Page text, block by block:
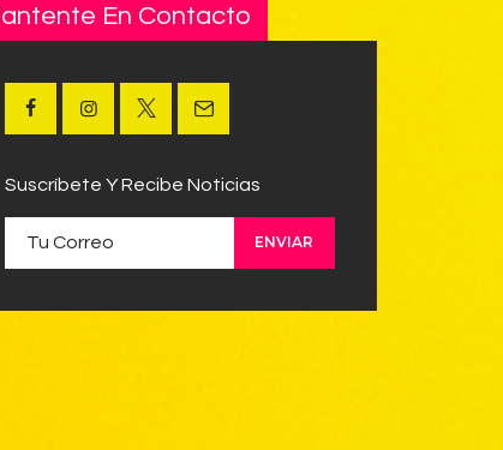
En Contacto
Suscríbete Y Recibe Noticias